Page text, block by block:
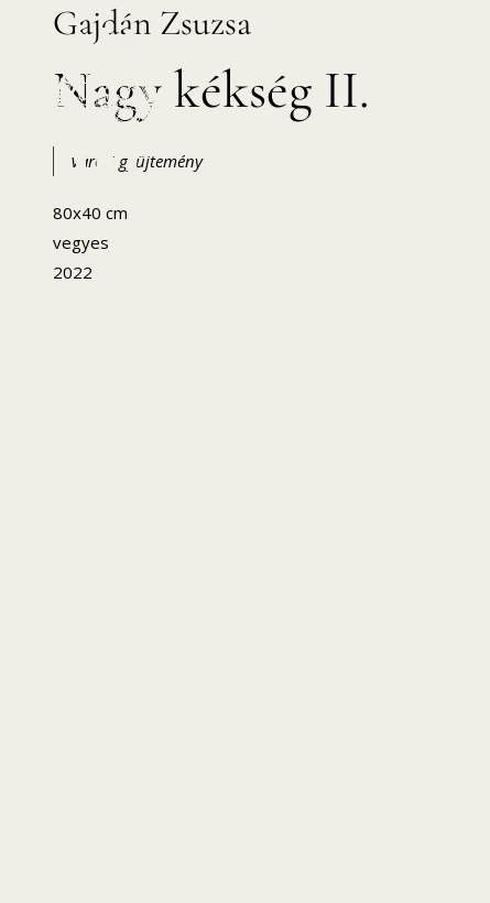
HANEMA – Hajdúsági Nemzetközi Művésztelep
Gajdán Zsuzsa
Nagy kékség II.
Városi gyűjtemény
80x40 cm
vegyes
2022